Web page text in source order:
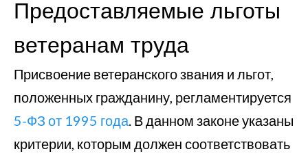
Предоставляемые льготы
ветеранам труда
Присвоение ветеранского звания и льгот,
положенных гражданину, регламентируется
5-ФЗ от 1995 года. В данном законе указаны
критерии, которым должен соответствовать